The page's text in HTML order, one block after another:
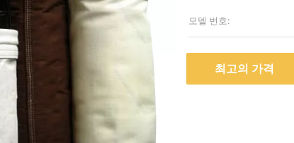
모델 번호:
최고의 가격